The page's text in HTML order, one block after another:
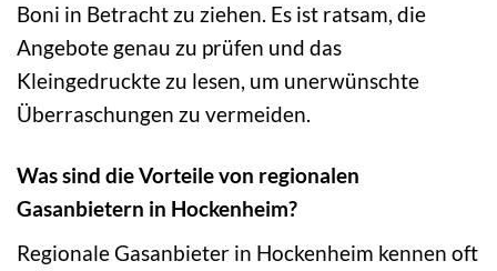
Boni in Betracht zu ziehen. Es ist ratsam, die
Angebote genau zu prüfen und das
Kleingedruckte zu lesen, um unerwünschte
Überraschungen zu vermeiden.
Was sind die Vorteile von regionalen
Gasanbietern in Hockenheim?
Regionale Gasanbieter in Hockenheim kennen oft